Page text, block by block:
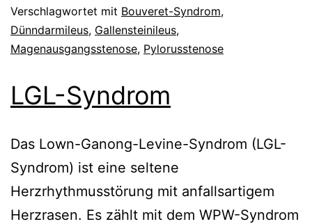
Verschlagwortet mit Bouveret-Syndrom,
Dünndarmileus, Gallensteinileus,
Magenausgangsstenose, Pylorusstenose
LGL-Syndrom
Das Lown-Ganong-Levine-Syndrom (LGL-
Syndrom) ist eine seltene
Herzrhythmusstörung mit anfallsartigem
Herzrasen. Es zählt mit dem WPW-Syndrom